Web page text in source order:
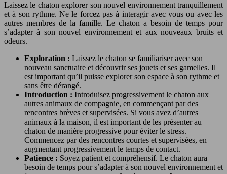
Laissez le chaton explorer son nouvel environnement tranquillement
et à son rythme. Ne le forcez pas à interagir avec vous ou avec les
autres membres de la famille. Le chaton a besoin de temps pour
s’adapter à son nouvel environnement et aux nouveaux bruits et
odeurs.
Exploration : Laissez le chaton se familiariser avec son
nouveau sanctuaire et découvrir ses jouets et ses gamelles. Il
est important qu’il puisse explorer son espace à son rythme et
sans être dérangé.
Introduction : Introduisez progressivement le chaton aux
autres animaux de compagnie, en commençant par des
rencontres brèves et supervisées. Si vous avez d’autres
animaux à la maison, il est important de les présenter au
chaton de manière progressive pour éviter le stress.
Commencez par des rencontres courtes et supervisées, en
augmentant progressivement le temps de contact.
Patience : Soyez patient et compréhensif. Le chaton aura
besoin de temps pour s’adapter à son nouvel environnement et